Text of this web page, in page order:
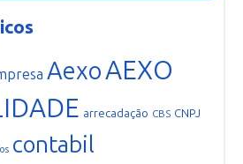
AexoAEXO
arrecadação CBS CNPJ
contabil